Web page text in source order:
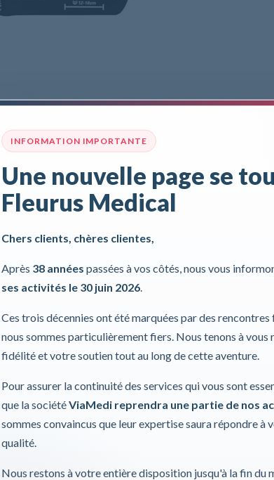
INFORMATION IMPORTANTE
Une nouvelle page se
Fleurus Medical
Chers clients, chères clientes,
Après 38 années passées à vos côtés, nous vous
ses activités le 30 juin 2026
Ces trois décennies ont été marquées par des
nous sommes particulièrement fiers. Nous tenons à
fidélité et votre soutien tout au long de cette aventure.
Pour assurer la continuité des services qui vous sont
que la sociétéViaMedi reprendra une partie de nos
sommes convaincus que leur expertise saura répondre à
qualité.
Nous restons à votre entière disposition jusqu'à la fin du
Caractéristiques Données techniques Documents
sans tubes ni connecteurs
tubes ni connecteur